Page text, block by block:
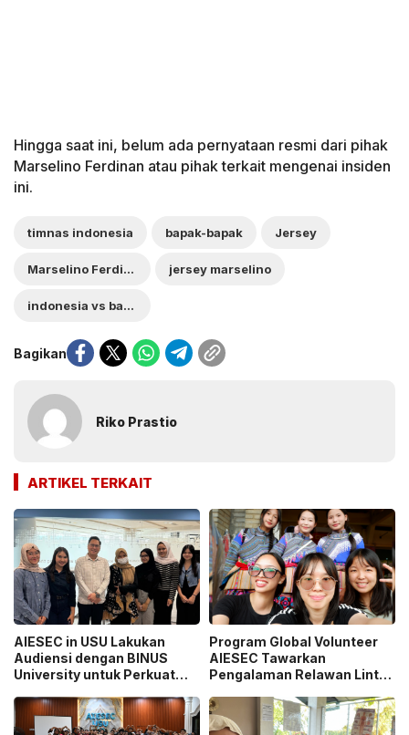
Hingga saat ini, belum ada pernyataan resmi dari pihak
Marselino Ferdinan atau pihak terkait mengenai insiden
ini.
timnas indonesia bapak-bapak Jersey
Marselino Ferdinan jersey marselino
indonesia vs bahrain'
Bagikan
Riko Prastio
ARTIKEL TERKAIT
AIESEC in USU Lakukan
Audiensi dengan BINUS
University untuk Perkuat
Mahasiswa
Program Global Volunteer
AIESEC Tawarkan
Pengalaman Relawan Lintas